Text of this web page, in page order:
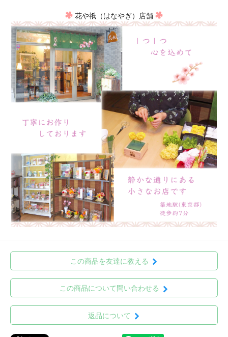
花や祇（はなやぎ）店舗
この商品を友達に教える
この商品について問い合わせる
返品について